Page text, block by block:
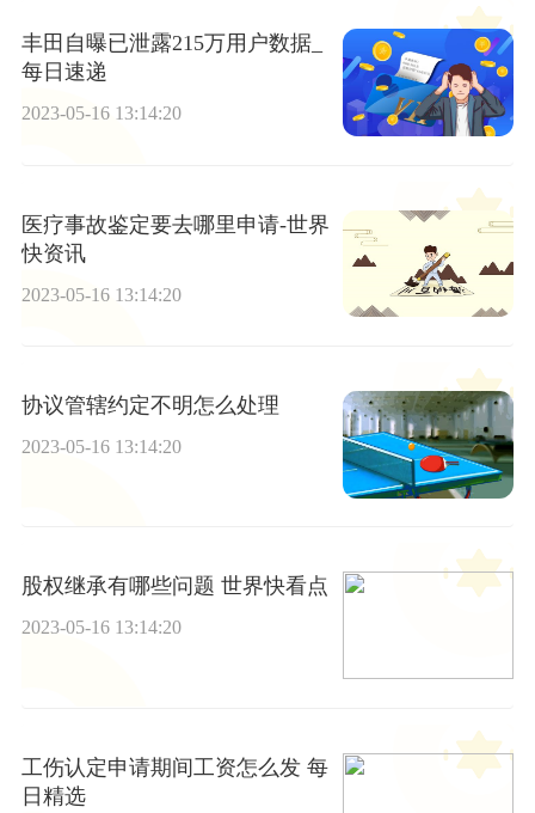
丰田自曝已泄露215万用户数据_
每日速递
2023-05-16 13:14:20
医疗事故鉴定要去哪里申请-世界
快资讯
2023-05-16 13:14:20
协议管辖约定不明怎么处理
2023-05-16 13:14:20
股权继承有哪些问题 世界快看点
2023-05-16 13:14:20
工伤认定申请期间工资怎么发 每
日精选